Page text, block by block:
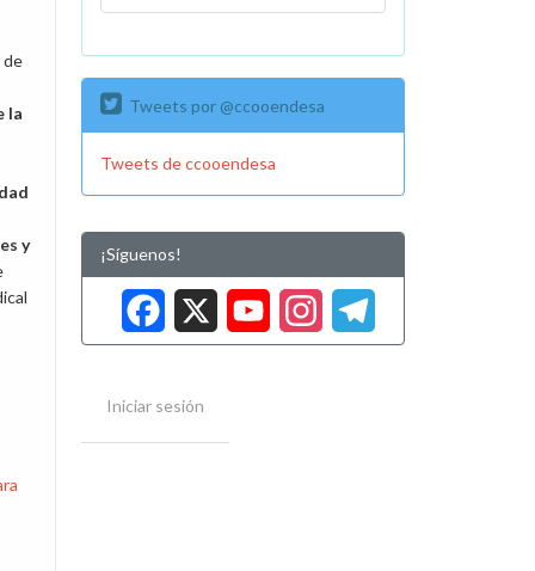
de
la
y
Tweets por @ccooendesa
Tweets de ccooendesa
¡Síguenos!
Facebook
XYouTube
Iniciar sesión